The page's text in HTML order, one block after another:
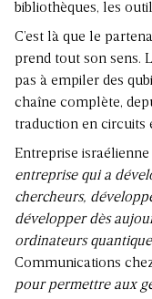
bibliothèques, les
C’est là que le
prend tout son sens.
pas à empiler des
chaîne complète,
traduction en circuits
Entreprise israélienne
entreprise qui a
chercheurs,
développer dès
ordinateurs
Communications
pour permettre aux